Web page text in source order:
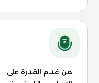
من عُدم القدرة على